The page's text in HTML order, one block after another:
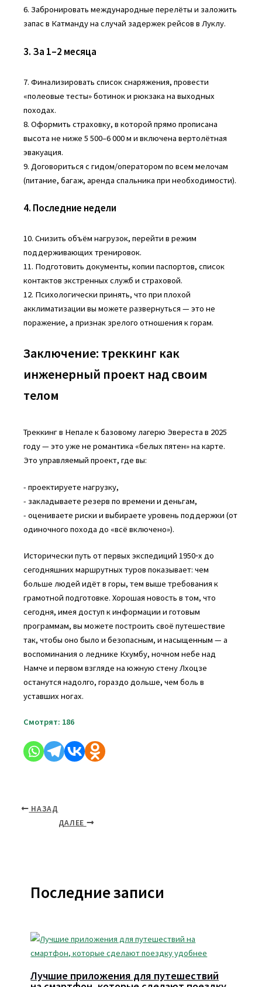
6. Забронировать международные перелёты и заложить
запас в Катманду на случай задержек рейсов в Луклу.
3. За 1–2 месяца
7. Финализировать список снаряжения, провести
«полеовые тесты» ботинок и рюкзака на выходных
походах.
8. Оформить страховку, в которой прямо прописана
высота не ниже 5 500–6 000 м и включена вертолётная
эвакуация.
9. Договориться с гидом/оператором по всем мелочам
(питание, багаж, аренда спальника при необходимости).
4. Последние недели
10. Снизить объём нагрузок, перейти в режим
поддерживающих тренировок.
11. Подготовить документы, копии паспортов, список
контактов экстренных служб и страховой.
12. Психологически принять, что при плохой
акклиматизации вы можете развернуться — это не
поражение, а признак зрелого отношения к горам.
Заключение: треккинг как
инженерный проект над своим
телом
Треккинг в Непале к базовому лагерю Эвереста в 2025
году — это уже не романтика «белых пятен» на карте.
Это управляемый проект, где вы:
- проектируете нагрузку,
- закладываете резерв по времени и деньгам,
- оцениваете риски и выбираете уровень поддержки (от
одиночного похода до «всё включено»).
Исторически путь от первых экспедиций 1950‑х до
сегодняшних маршрутных туров показывает: чем
больше людей идёт в горы, тем выше требования к
грамотной подготовке. Хорошая новость в том, что
сегодня, имея доступ к информации и готовым
программам, вы можете построить своё путешествие
так, чтобы оно было и безопасным, и насыщенным — а
воспоминания о леднике Кхумбу, ночном небе над
Намче и первом взгляде на южную стену Лхоцзе
останутся надолго, гораздо дольше, чем боль в
уставших ногах.
Смотрят: 186
НАЗАД
ДАЛЕЕ
Последние записи
Лучшие приложения для путешествий